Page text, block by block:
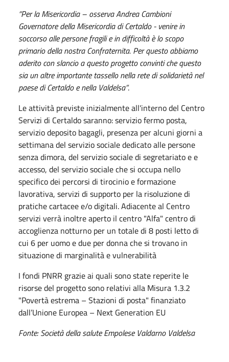
“Per la Misericordia – osserva Andrea Cambioni
Governatore della Misericordia di Certaldo - venire in
soccorso alle persone fragili e in difficoltà è lo scopo
primario della nostra Confraternita. Per questo abbiamo
aderito con slancio a questo progetto convinti che questo
sia un altre importante tassello nella rete di solidarietà nel
paese di Certaldo e nella Valdelsa”.
Le attività previste inizialmente all'interno del Centro
Servizi di Certaldo saranno: servizio fermo posta,
servizio deposito bagagli, presenza per alcuni giorni a
settimana del servizio sociale dedicato alle persone
senza dimora, del servizio sociale di segretariato e e
accesso, del servizio sociale che si occupa nello
specifico dei percorsi di tirocinio e formazione
lavorativa, servizi di supporto per la risoluzione di
pratiche cartacee e/o digitali. Adiacente al Centro
servizi verrà inoltre aperto il centro "Alfa" centro di
accoglienza notturno per un totale di 8 posti letto di
cui 6 per uomo e due per donna che si trovano in
situazione di marginalità e vulnerabilità
I fondi PNRR grazie ai quali sono state reperite le
risorse del progetto sono relativi alla Misura 1.3.2
"Povertà estrema – Stazioni di posta" finanziato
dall’Unione Europea – Next Generation EU
Fonte: Società della salute Empolese Valdarno Valdelsa